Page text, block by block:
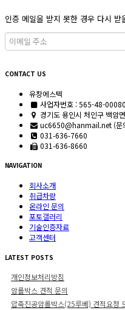
인증 메일을 받지 못한 경우 다시 받
CONTACT US
유창에스텍
사업자번호 : 565-48-
경기도 용인시 처인구 백암
uc6650@hanmail.net (문
031-636-7660
031-636-8660
NAVIGATION
회사소개
취급차량
온라인 문의
포토갤러리
기술인증자료
고객센터
LATEST POSTS
개인정보처리방침
암롤박스 견적 문의
압축진공암롤박스(25루베) 견적요청